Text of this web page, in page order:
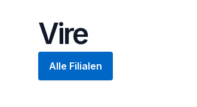
Vire
Alle Filialen